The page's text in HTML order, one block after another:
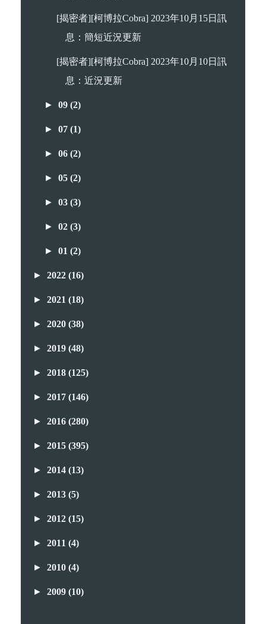
[揭密者][柯博拉Cobra] 2023年10月15日訊
息：簡短近況更新
[揭密者][柯博拉Cobra] 2023年10月10日訊
息：近況更新
►09(2)
►07(1)
►06(2)
►05(2)
►03(3)
►02(3)
►01(2)
► 2022 (16)
► 2021 (18)
► 2020 (38)
► 2019 (48)
► 2018 (125)
► 2017 (146)
► 2016 (280)
► 2015 (395)
► 2014 (13)
► 2013 (5)
► 2012 (15)
► 2011 (4)
► 2010 (4)
► 2009 (10)